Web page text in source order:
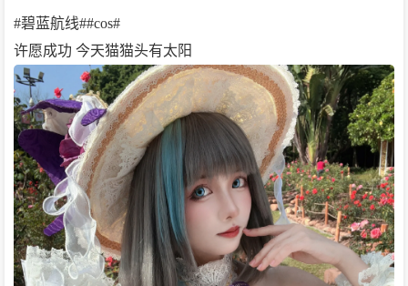
#碧蓝航线##cos#
许愿成功 今天猫猫头有太阳 ​​​